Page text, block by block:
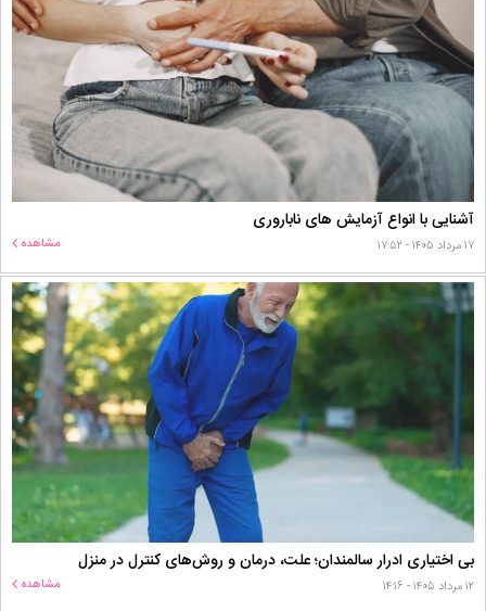
آشنایی با انواع آزمایش های ناباروری
۱۷ مرداد ۱۴۰۵ - ۱۷:۵۲ مشاهده
بی اختیاری ادرار سالمندان؛ علت، درمان و روش‌های کنترل در منزل
۱۲ مرداد ۱۴۰۵ - ۱۴:۱۶ مشاهده